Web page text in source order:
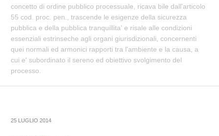
concetto di ordine pubblico processuale, ricava bile dall'articolo
55 cod. proc. pen., trascende le esigenze della sicurezza
pubblica e della pubblica tranquillita' e risale alle condizioni
essenziali estrinseche agli organi giurisdizionali, concernenti
quei normali ed armonici rapporti tra l'ambiente e la causa, a
cui e' subordinato il sereno ed obiettivo svolgimento del
processo.
25 LUGLIO 2014